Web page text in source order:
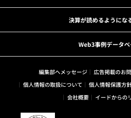
決算が読めるようにな
Web3事例データベ
編集部へメッセージ 広告掲載のお
個人情報の取扱について
個人情報保護方
会社概要
イードからの